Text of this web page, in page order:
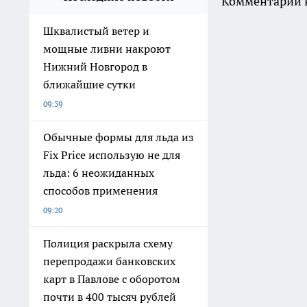
Шквалистый ветер и
мощные ливни накроют
Нижний Новгород в
ближайшие сутки
09:39
Обычные формы для льда из
Fix Price использую не для
льда: 6 неожиданных
способов применения
09:20
Полиция раскрыла схему
перепродажи банковских
карт в Павлове с оборотом
почти в 400 тысяч рублей